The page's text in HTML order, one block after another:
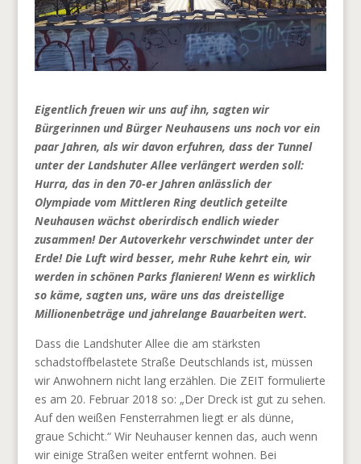
Eigentlich freuen wir uns auf ihn, sagten wir
Bürgerinnen und Bürger Neuhausens uns noch vor ein
paar Jahren, als wir davon erfuhren, dass der Tunnel
unter der Landshuter Allee verlängert werden soll:
Hurra, das in den 70-er Jahren anlässlich der
Olympiade vom Mittleren Ring deutlich geteilte
Neuhausen wächst oberirdisch endlich wieder
zusammen! Der Autoverkehr verschwindet unter der
Erde! Die Luft wird besser, mehr Ruhe kehrt ein, wir
werden in schönen Parks flanieren! Wenn es wirklich
so käme, sagten uns, wäre uns das dreistellige
Millionenbeträge und jahrelange Bauarbeiten wert.
Dass die Landshuter Allee die am stärksten
schadstoffbelastete Straße Deutschlands ist, müssen
wir Anwohnern nicht lang erzählen. Die ZEIT formulierte
es am 20. Februar 2018 so: „Der Dreck ist gut zu sehen.
Auf den weißen Fensterrahmen liegt er als dünne,
graue Schicht.“ Wir Neuhauser kennen das, auch wenn
wir einige Straßen weiter entfernt wohnen. Bei